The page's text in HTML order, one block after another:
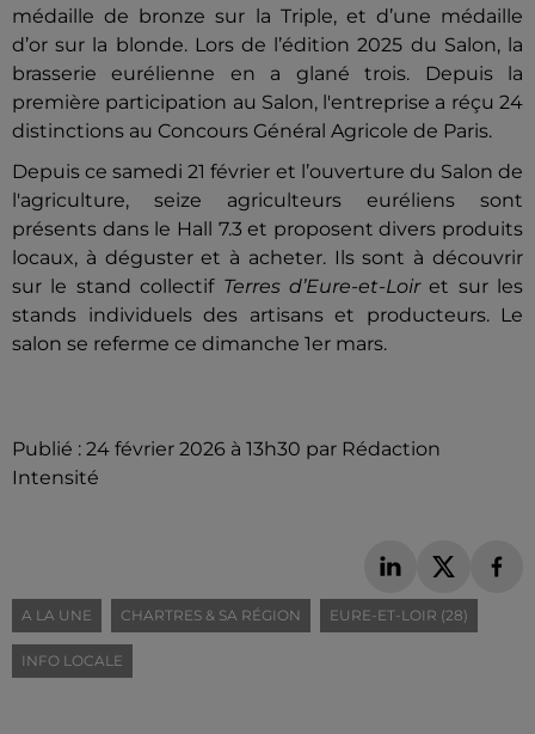
médaille de bronze sur la Triple, et d’une médaille
d’or sur la blonde. Lors de l’édition 2025 du Salon, la
brasserie eurélienne en a glané trois. Depuis la
première participation au Salon, l'entreprise a réçu 24
distinctions au Concours Général Agricole de Paris.
Depuis ce samedi 21 février et l’ouverture du Salon de
l'agriculture, seize agriculteurs euréliens sont
présents dans le Hall 7.3 et proposent divers produits
locaux, à déguster et à acheter. Ils sont à découvrir
sur le stand collectif Terres d’Eure-et-Loiret sur les
stands individuels des artisans et producteurs. Le
salon se referme ce dimanche 1er mars.
Publié : 24 février 2026 à 13h30 par Rédaction
Intensité
A LA UNE CHARTRES & SA RÉGION EURE-ET-LOIR (28)
INFO LOCALE